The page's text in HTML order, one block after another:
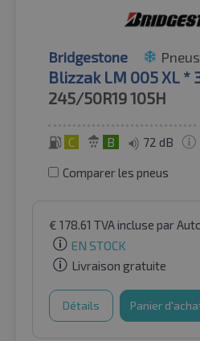
Bridgestone
Blizzak LM 005 XL *
245/50R19105H
C B 72 dB
Comparer les pneus
€ 178.61 TVA incluse par
EN STOCK
Livraison gratuite
Détails Panier